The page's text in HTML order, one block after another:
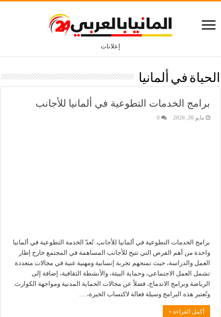
إعلانات
الحياة في ألمانيا
برامج الخدمات التطوعية في ألمانيا للأجانب
مايو 30, 2026 0
برامج الخدمات التطوعية في ألمانيا للأجانب. تُعدّ الخدمة التطوعية في ألمانيا
واحدة من أهم الفرص التي تتيح للأجانب المساهمة في المجتمع خارج إطار
العمل والدراسة، حيث تمنحهم تجربة إنسانية ومهنية غنية في مجالات متعددة
تشمل العمل الاجتماعي، وحماية البيئة، والأنشطة الثقافية، إضافة إلى
الرياضة وبرامج الاندماج، فضلاً عن مجالات الحماية المدنية ومواجهة الكوارث.
وتُعتبر هذه البرامج وسيلة فعالة لاكتساب الخبرة، …
أكمل القراءة »